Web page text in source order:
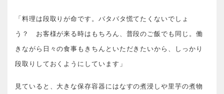
「料理は段取りが命です。バタバタ慌てたくないでしょ
う？ お客様が来る時はもちろん、普段のご飯でも同じ。働
きながら日々の食事もきちんといただきたいから、しっかり
段取りしておくようにしています」
見ていると、大きな保存容器にはなすの煮浸しや里芋の煮物